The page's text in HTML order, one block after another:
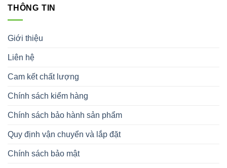
THÔNG TIN
Giới thiệu
Liên hệ
Cam kết chất lượng
Chính sách kiểm hàng
Chính sách bảo hành sản phẩm
Quy định vận chuyển và lắp đặt
Chính sách bảo mật